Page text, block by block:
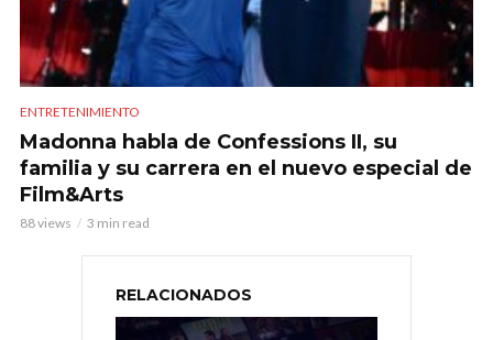
ENTRETENIMIENTO
Madonna habla de Confessions II, su
familia y su carrera en el nuevo especial de
Film&Arts
88 views 3 min read
RELACIONADOS